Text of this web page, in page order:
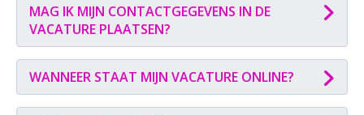
MAG IK MIJN CONTACTGEGEVENS IN DE
VACATURE PLAATSEN?
WANNEER STAAT MIJN VACATURE ONLINE?